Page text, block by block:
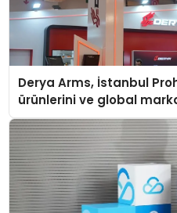
Derya Arms, İstanbul
ürünlerini ve global